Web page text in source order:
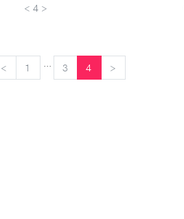
< 4 >
< 1 ... 3 4 >